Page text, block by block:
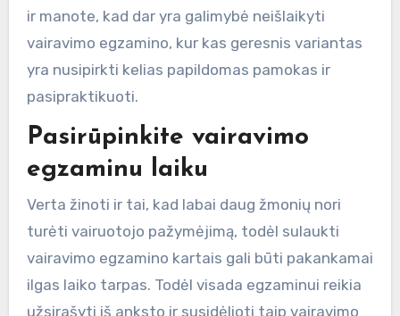
ir manote, kad dar yra galimybė neišlaikyti
vairavimo egzamino, kur kas geresnis variantas
yra nusipirkti kelias papildomas pamokas ir
pasipraktikuoti.
Pasirūpinkite vairavimo
egzaminu laiku
Verta žinoti ir tai, kad labai daug žmonių nori
turėti vairuotojo pažymėjimą, todėl sulaukti
vairavimo egzamino kartais gali būti pakankamai
ilgas laiko tarpas. Todėl visada egzaminui reikia
užsirašyti iš anksto ir susidėlioti taip vairavimo